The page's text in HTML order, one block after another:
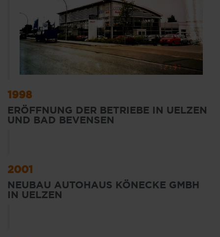
1998
ERÖFFNUNG DER BETRIEBE IN UELZEN
UND BAD BEVENSEN
2001
NEUBAU AUTOHAUS KÖNECKE GMBH
IN UELZEN